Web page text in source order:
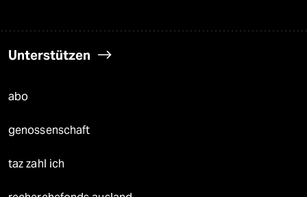
Unterstützen
abo
genossenschaft
taz zahl ich